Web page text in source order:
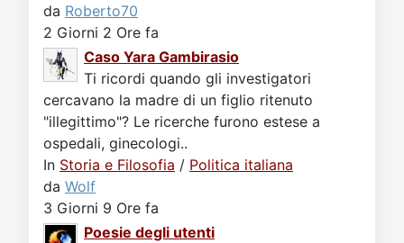
da Roberto70
2 Giorni 2 Ore fa
Caso Yara Gambirasio
Ti ricordi quando gli investigatori
cercavano la madre di un figlio ritenuto
"illegittimo"? Le ricerche furono estese a
ospedali, ginecologi..
In Storia e Filosofia / Politica italiana
da Wolf
3 Giorni 9 Ore fa
Poesie degli utenti